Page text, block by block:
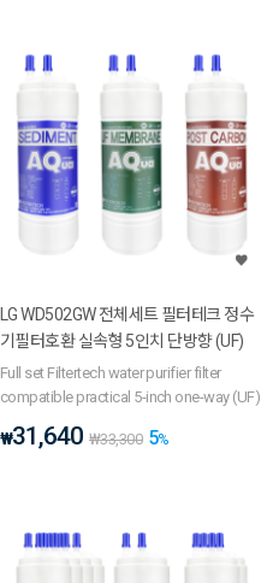
LG WD502GW 전체세트 필터테크 정수
기필터호환 실속형 5인치 단방향 (UF)
Full set Filtertech water purifier filter
compatible practical 5-inch one-way (UF)
₩31,640 ₩33,300 5%